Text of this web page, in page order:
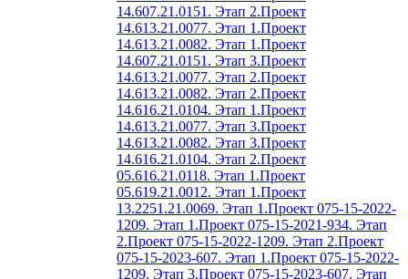
14.607.21.0151. Этап 2.Проект
14.613.21.0077. Этап 1.Проект
14.613.21.0082. Этап 1.Проект
14.607.21.0151. Этап 3.Проект
14.613.21.0077. Этап 2.Проект
14.613.21.0082. Этап 2.Проект
14.616.21.0104. Этап 1.Проект
14.613.21.0077. Этап 3.Проект
14.613.21.0082. Этап 3.Проект
14.616.21.0104. Этап 2.Проект
05.616.21.0118. Этап 1.Проект
05.619.21.0012. Этап 1.Проект
13.2251.21.0069. Этап 1.Проект 075-15-2022-
1209. Этап 1.Проект 075-15-2021-934. Этап
2.Проект 075-15-2022-1209. Этап 2.Проект
075-15-2023-607. Этап 1.Проект 075-15-2022-
1209. Этап 3.Проект 075-15-2023-607. Этап